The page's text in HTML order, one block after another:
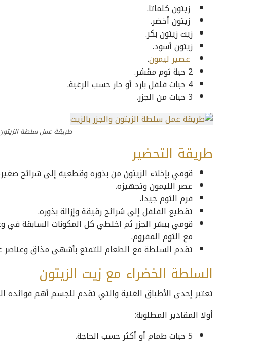
زيتون كلماتا.
زيتون أخضر.
زيت زيتون بكر.
زيتون أسود.
عصير ليمون.
2 حبة ثوم مقشر.
4 حبات فلفل بارد أو حار حسب الرغبة.
3 حبات من الجزر.
طريقة عمل سلطة الزيتون
طريقة التحضير
قومي بإخلاء الزيتون من بذوره وقطعيه إلى شرائح
عصر الليمون وتجهيزه.
فرم الثوم جيدا.
تقطيع الفلفل إلى شرائح رقيقة وإزالة بذوره.
قومي ببشر الجزر ثم اخلطي كل المكونات السابقة
مع الثوم المفروم.
تقدم السلطة مع الطعام للتمتع بأشهى مذاق وعناصر
السلطة الخضراء مع زيت الزيتون
تعتبر إحدى الأطباق الغنية والتي تقدم للجسم أهم فوائده
أولا المقادير المطلوبة:
5 حبات طمام أو أكثر حسب الحاجة.